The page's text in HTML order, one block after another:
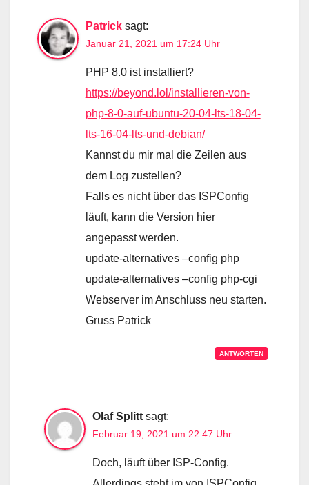
Patrick sagt:
Januar 21, 2021 um 17:24 Uhr
PHP 8.0 ist installiert?
https://beyond.lol/installieren-von-
php-8-0-auf-ubuntu-20-04-lts-18-04-
lts-16-04-lts-und-debian/
Kannst du mir mal die Zeilen aus
dem Log zustellen?
Falls es nicht über das ISPConfig
läuft, kann die Version hier
angepasst werden.
update-alternatives –config php
update-alternatives –config php-cgi
Webserver im Anschluss neu starten.
Gruss Patrick
ANTWORTEN
Olaf Splitt sagt:
Februar 19, 2021 um 22:47 Uhr
Doch, läuft über ISP-Config.